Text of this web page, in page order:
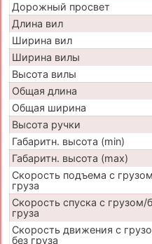
Дорожный просвет
Длина вил
Ширина вил
Ширина вилы
Высота вилы
Общая длина
Общая ширина
Высота ручки
Габаритн. высота (min)
Габаритн. высота (max)
Скорость подъема с
груза
Скорость спуска с грузом/
груза
Скорость движения с
без груза